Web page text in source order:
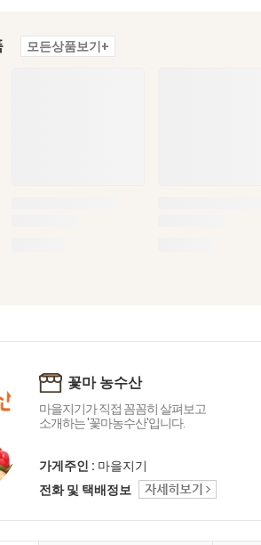
모든상품보기+
꽃마 농수산
마을지기가 직접 꼼꼼히 살펴보고
소개하는 '꽃마농수산'입니다.
가게주인 : 마을지기
전화 및 택배정보